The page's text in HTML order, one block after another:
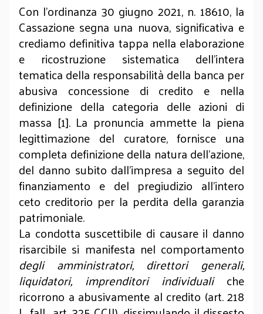
Con l’ordinanza 30 giugno 2021, n. 18610, la
Cassazione segna una nuova, significativa e
crediamo definitiva tappa nella elaborazione
e ricostruzione sistematica dell’intera
tematica della responsabilità della banca per
abusiva concessione di credito e nella
definizione della categoria delle azioni di
massa [1]. La pronuncia ammette la piena
legittimazione del curatore, fornisce una
completa definizione della natura dell’azione,
del danno subito dall’impresa a seguito del
finanziamento e del pregiudizio all’intero
ceto creditorio per la perdita della garanzia
patrimoniale.
La condotta suscettibile di causare il danno
risarcibile si manifesta nel comportamento
degli amministratori, direttori generali,
liquidatori, imprenditori individualiche
ricorrono a abusivamente al credito (art. 218